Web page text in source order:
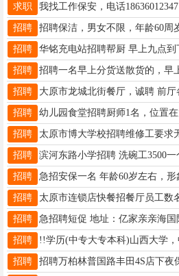
求职 我找工作保安，电话18636012347
招聘
招聘
招聘
招聘
招聘
招聘
招聘
招聘
招聘
招聘
招聘
招聘